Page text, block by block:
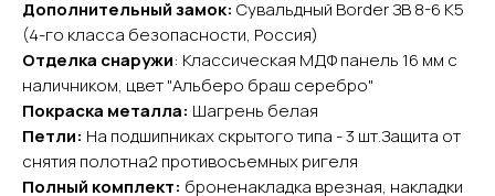
Дополнительный замок: Сувальдный Border ЗВ 8-6 К5
(4-го класса безопасности, Россия)
Отделка снаружи: Классическая МДФ панель 16 мм с
наличником, цвет "Альберо браш серебро"
Покраска металла: Шагрень белая
Петли: На подшипниках скрытого типа - 3 шт.Защита от
снятия полотна2 противосъемных ригеля
Полный комплект: броненакладка врезная, накладки
Контакты
Фурнитура
Арки
Межкомнатные двери
Входные двери
Каталог